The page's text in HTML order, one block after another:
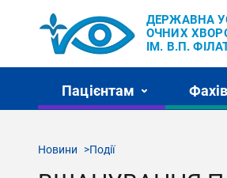
ДЕРЖАВНА
ОЧНИХ
ІМ. В.П.
Пацієнтам
Новини Події